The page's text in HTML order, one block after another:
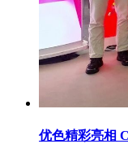
优色精彩亮相